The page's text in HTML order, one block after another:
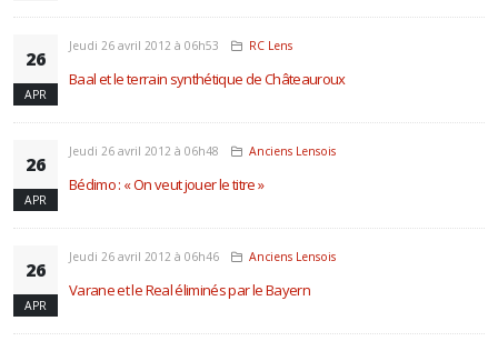
26
APR
Jeudi 26 avril 2012 à 06h53 RC Lens
Baal et le terrain synthétique de Châteauroux
26
APR
Jeudi 26 avril 2012 à 06h48 Anciens Lensois
Bédimo : « On veut jouer le titre »
26
APR
Jeudi 26 avril 2012 à 06h46 Anciens Lensois
Varane et le Real éliminés par le Bayern